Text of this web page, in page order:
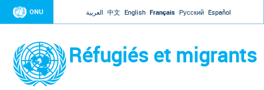
Jump to navigation
ONU العربية 中文 English Français Русский Español
Réfugiés et migrants